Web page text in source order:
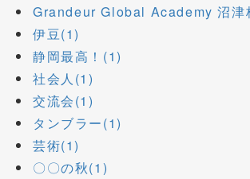
Grandeur Global Academy 沼津
伊豆(1)
静岡最高！(1)
社会人(1)
交流会(1)
タンブラー(1)
芸術(1)
〇〇の秋(1)